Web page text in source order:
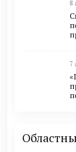
8
7